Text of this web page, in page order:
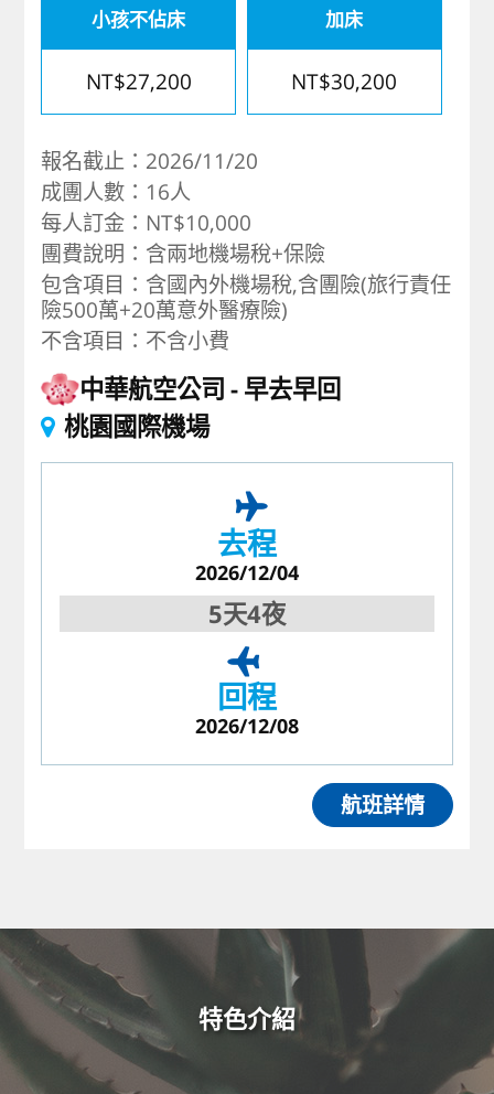
小孩不佔床
NT$27,200
加床
NT$30,200
報名截止：2026/11/20
成團人數：16人
每人訂金：NT$10,000
團費說明：含兩地機場稅+保險
包含項目：含國內外機場稅,含團險(旅行責任
險500萬+20萬意外醫療險)
不含項目：不含小費
中華航空公司
早去早回
桃園國際機場
去程
2026/12/04
5天4夜
回程
2026/12/08
航班詳情
特色介紹